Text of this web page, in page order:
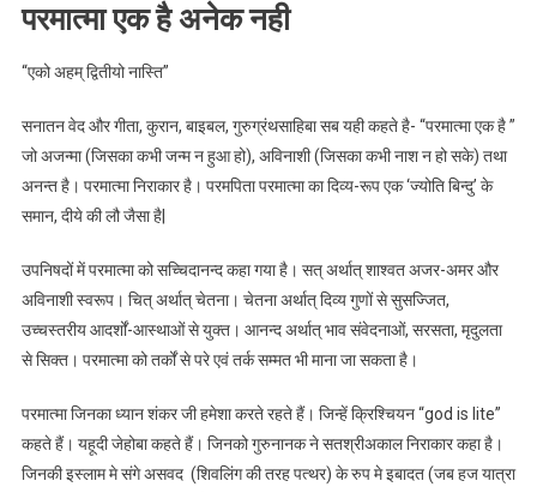
है?
कैसे
किया
जा
परमात्मा एक है अनेक नही
“एको अहम् द्वितीयो नास्ति”
सनातन वेद और गीता, कुरान, बाइबल, गुरुग्रंथसाहिबा सब यही कहते है- “परमात्मा एक है ”
जो अजन्मा (जिसका कभी जन्म न हुआ हो), अविनाशी (जिसका कभी नाश न हो सके) तथा
अनन्त है। परमात्मा निराकार है। परमपिता परमात्मा का दिव्य-रूप एक ‘ज्योति बिन्दु’ के
समान, दीये की लौ जैसा है|
उपनिषदों में परमात्मा को सच्चिदानन्द कहा गया है। सत् अर्थात् शाश्वत अजर-अमर और
अविनाशी स्वरूप। चित् अर्थात् चेतना। चेतना अर्थात् दिव्य गुणों से सुसज्जित,
उच्चस्तरीय आदर्शों-आस्थाओं से युक्त। आनन्द अर्थात् भाव संवेदनाओं, सरसता, मृदुलता
से सिक्त। परमात्मा को तर्कों से परे एवं तर्क सम्मत भी माना जा सकता है।
परमात्मा जिनका ध्यान शंकर जी हमेशा करते रहते हैं। जिन्हें क्रिश्चियन “god is lite”
कहते हैं। यहूदी जेहोबा कहते हैं। जिनको गुरुनानक ने सतश्रीअकाल निराकार कहा है।
जिनकी इस्लाम मे संगे असवद (शिवलिंग की तरह पत्थर) के रुप मे इबादत (जब हज यात्रा